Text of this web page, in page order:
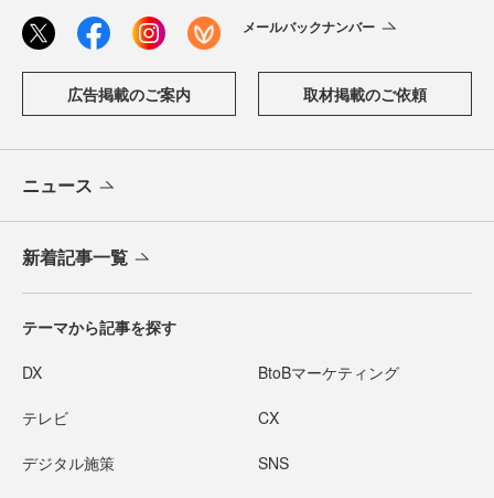
メールバックナンバー
広告掲載のご案内 取材掲載のご依頼
ニュース
新着記事一覧
テーマから記事を探す
DX BtoBマーケティング
テレビ CX
デジタル施策 SNS